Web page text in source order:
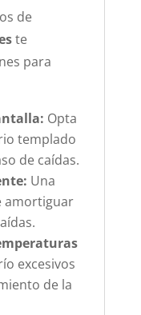
de
te
para
Opta
templado
de caídas.
Una
amortiguar
excesivos
de la